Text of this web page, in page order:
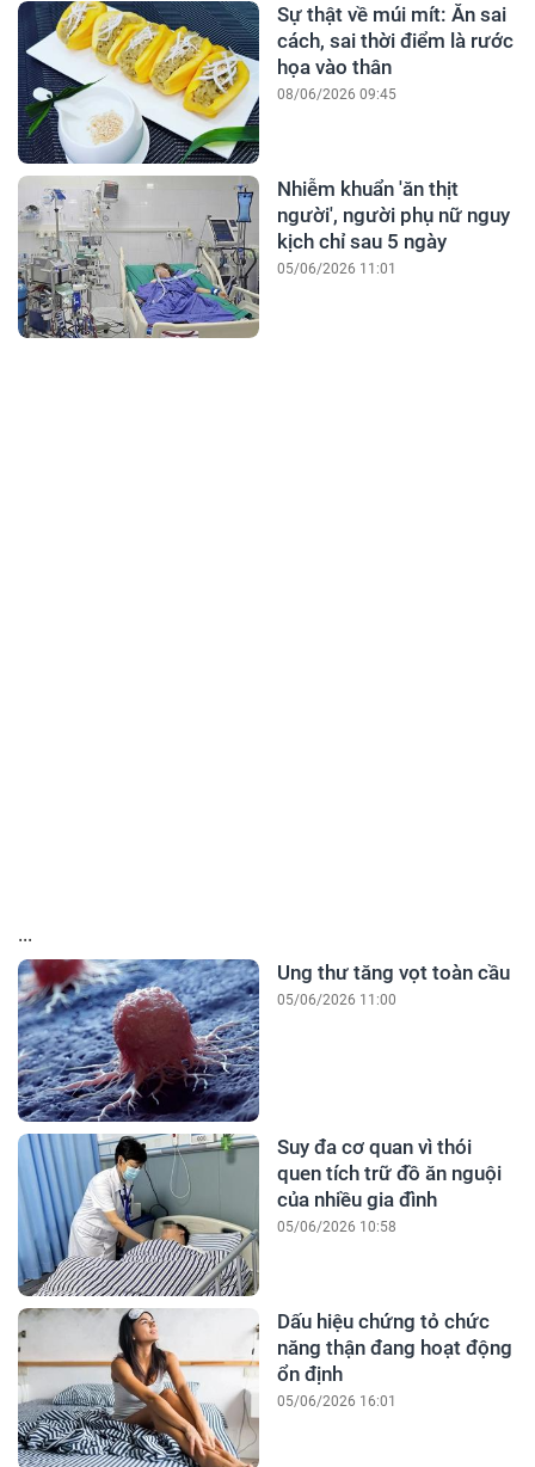
Sự thật về múi mít: Ăn sai
cách, sai thời điểm là rước
họa vào thân
08/06/2026 09:45
Nhiễm khuẩn 'ăn thịt
người', người phụ nữ nguy
kịch chỉ sau 5 ngày
05/06/2026 11:01
...
Ung thư tăng vọt toàn cầu
05/06/2026 11:00
Suy đa cơ quan vì thói
quen tích trữ đồ ăn nguội
của nhiều gia đình
05/06/2026 10:58
Dấu hiệu chứng tỏ chức
năng thận đang hoạt động
ổn định
05/06/2026 16:01